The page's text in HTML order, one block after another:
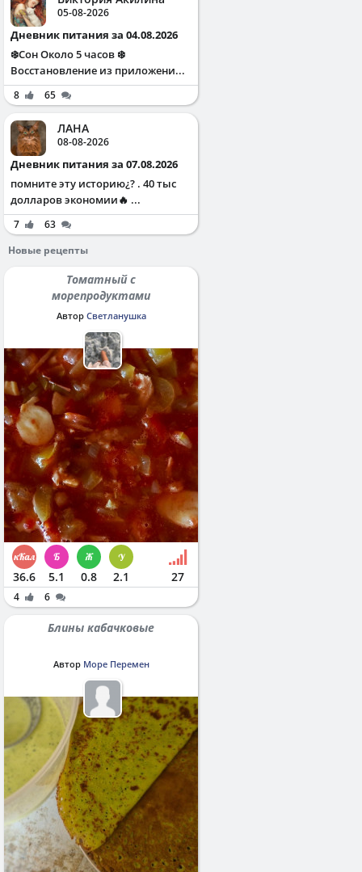
05-08-2026
Дневник питания за 04.08.2026
❄️Сон Около 5 часов ❄️
Восстановление из приложени...
8 65
ЛАНА
08-08-2026
Дневник питания за 07.08.2026
помните эту историю¿? . 40 тыс
долларов экономии🔥 ...
7
63
Новые рецепты
Томатный с
морепродуктами
Автор Светланушка
36.6 5.1 0.8 2.1 27
4 6
Блины кабачковые
Автор Море Перемен